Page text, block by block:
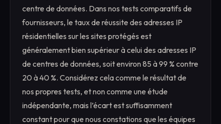
centre de données. Dans nos tests comparatifs de
fournisseurs, le taux de réussite des adresses IP
résidentielles sur les sites protégés est
généralement bien supérieur à celui des adresses IP
de centres de données, soit environ 85 à 99 % contre
20 à 40 %. Considérez cela comme le résultat de
nos propres tests, et non comme une étude
indépendante, mais l’écart est suffisamment
constant pour que nous constations que les équipes